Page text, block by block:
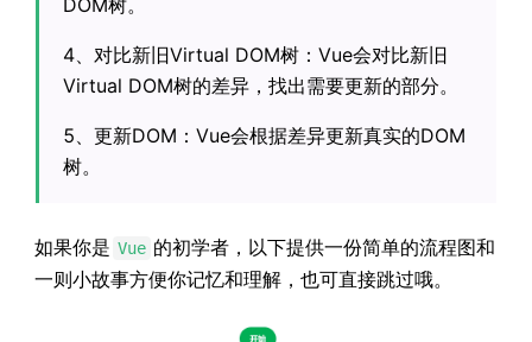
4、对比新旧Virtual DOM树：Vue会对比新旧
Virtual DOM树的差异，找出需要更新的部分。
5、更新DOM：Vue会根据差异更新真实的DOM
树。
如果你是 Vue 的初学者，以下提供一份简单的流程图和
一则小故事方便你记忆和理解，也可直接跳过哦。